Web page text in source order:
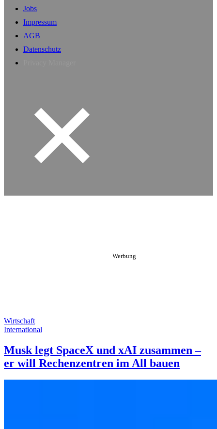
Jobs
Impressum
AGB
Datenschutz
Wirtschaft
International
Musk legt SpaceX und xAI zusammen –
er will Rechenzentren im All bauen